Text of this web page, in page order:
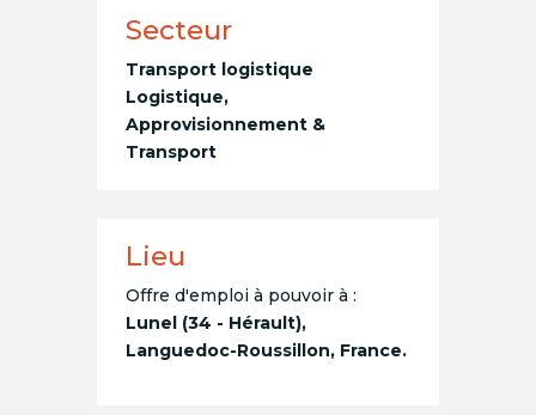
Secteur
Transport logistique
Logistique,
Approvisionnement &
Transport
Lieu
Offre d'emploi à pouvoir à :
Lunel (34 - Hérault),
Languedoc-Roussillon, France.